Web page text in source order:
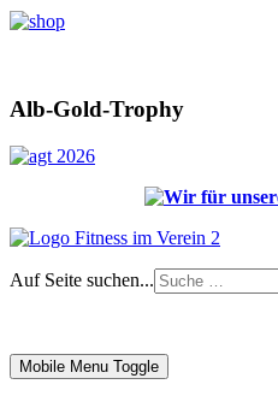
Alb-Gold-Trophy
Auf Seite suchen...
Mobile Menu Toggle